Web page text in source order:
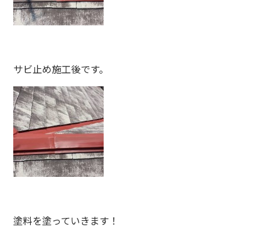
サビ止め施工後です。
塗料を塗っていきます！